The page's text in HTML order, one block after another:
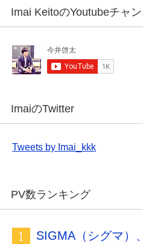
Imai KeitoのYoutubeチャ
ImaiのTwitter
Tweets by Imai_kkk
PV数ランキング
SIGMA（シグマ）